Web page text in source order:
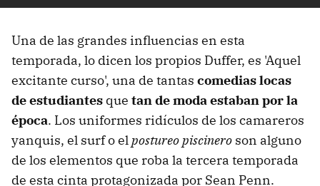
Una de las grandes influencias en esta
temporada, lo dicen los propios Duffer, es 'Aquel
excitante curso', una de tantas comedias locas
de estudiantes que tan de moda estaban por la
época. Los uniformes ridículos de los camareros
yanquis, el surf o elpostureo piscinero son alguno
de los elementos que roba la tercera temporada
de esta cinta protagonizada por Sean Penn.